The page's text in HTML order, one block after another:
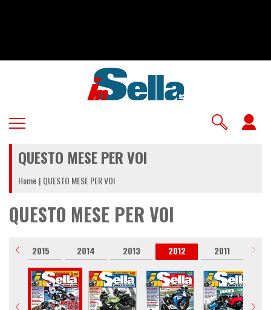
QUESTO MESE PER VOI
Home QUESTO MESE PER VOI
QUESTO MESE PER VOI
2015 2014 2013 2012 2011